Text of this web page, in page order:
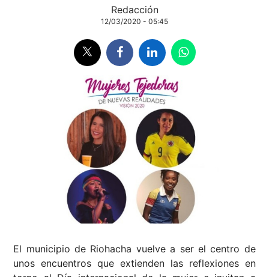
Redacción
12/03/2020 - 05:45
El municipio de Riohacha vuelve a ser el centro de
unos encuentros que extienden las reflexiones en